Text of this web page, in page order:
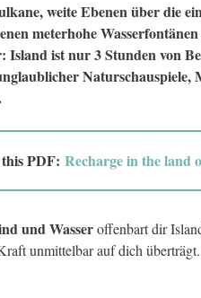
weite Ebenen über die
meterhohe
Island ist nur 3 Stunden von
PDF: Recharge in the land
und Wasseroffenbart dir
unmittelbar auf dich